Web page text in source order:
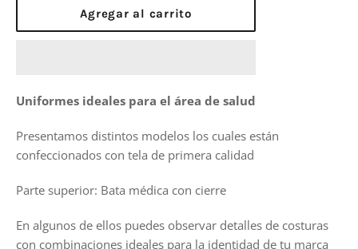
Agregar al carrito
Uniformes ideales para el área de salud
Presentamos distintos modelos los cuales están
confeccionados con tela de primera calidad
Parte superior: Bata médica con cierre
En algunos de ellos puedes observar detalles de costuras
con combinaciones ideales para la identidad de tu marca